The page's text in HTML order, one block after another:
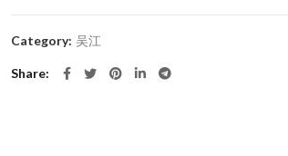
Category: 吴江
Share